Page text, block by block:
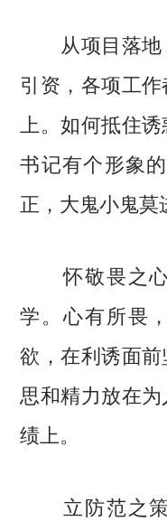
从项目落地
引资，各项工
上。如何抵住
书记有个形象
正，大鬼小鬼莫
怀敬畏之心
学。心有所畏
欲，在利诱面
思和精力放在
绩上。
立防范之策